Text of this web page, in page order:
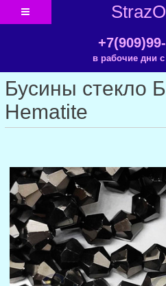
в рабочие дни с
Бусины стекло
Hematite